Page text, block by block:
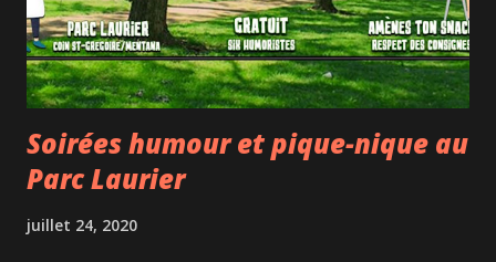
Soirées humour et pique-nique au
Parc Laurier
juillet 24, 2020